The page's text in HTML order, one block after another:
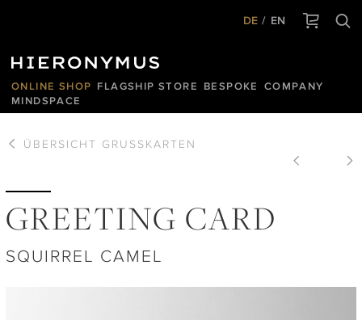
DE EN
ONLINE SHOP FLAGSHIP STORE BESPOKE
COMPANY
MINDSPACE
ÜBERSICHT GRUSSKARTEN
GREETING CARD
SQUIRREL CAMEL